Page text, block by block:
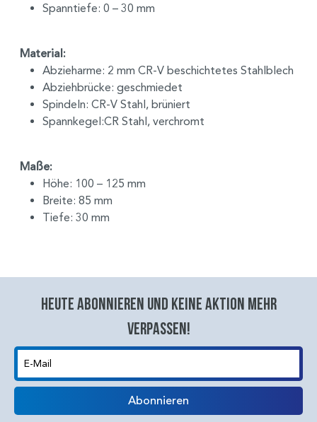
Spanntiefe: 0 – 30 mm
Material:
Abzieharme: 2 mm CR-V beschichtetes Stahlblech
Abziehbrücke: geschmiedet
Spindeln: CR-V Stahl, brüniert
Spannkegel:CR Stahl, verchromt
Maße:
Höhe: 100 – 125 mm
Breite: 85 mm
Tiefe: 30 mm
Heute abonnieren und keine aktion mehr
verpassen!
E-Mail
Abonnieren